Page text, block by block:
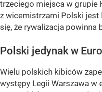
trzeciego miejsca w grupie
z wicemistrzami Polski
się, że rywalizacja powinna
Polski jedynak w
Wielu polskich kibiców
występy Legii Warszawa w